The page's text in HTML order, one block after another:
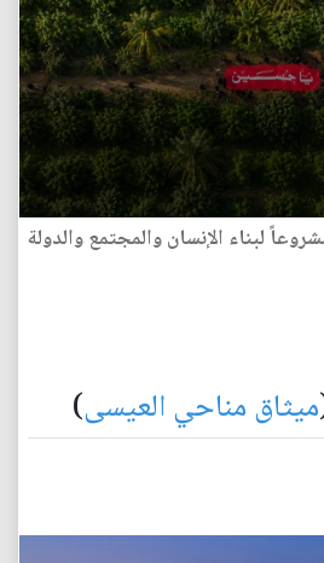
لبناء الإنسان والمجتمع والدولة
ميثاق مناحي العيسى)